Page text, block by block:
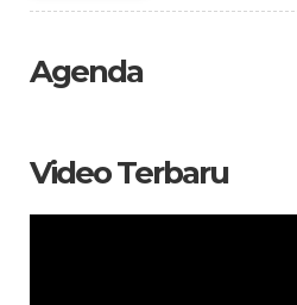
Agenda
Video Terbaru